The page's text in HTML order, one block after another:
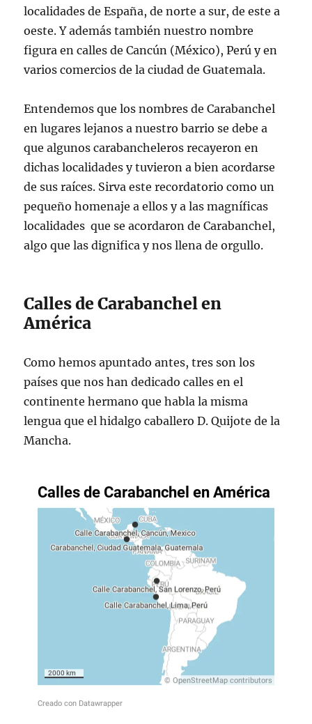
localidades de España, de norte a sur, de este a
oeste. Y además también nuestro nombre
figura en calles de Cancún (México), Perú y en
varios comercios de la ciudad de Guatemala.
Entendemos que los nombres de Carabanchel
en lugares lejanos a nuestro barrio se debe a
que algunos carabancheleros recayeron en
dichas localidades y tuvieron a bien acordarse
de sus raíces. Sirva este recordatorio como un
pequeño homenaje a ellos y a las magníficas
localidades que se acordaron de Carabanchel,
algo que las dignifica y nos llena de orgullo.
Calles de Carabanchel en
América
Como hemos apuntado antes, tres son los
países que nos han dedicado calles en el
continente hermano que habla la misma
lengua que el hidalgo caballero D. Quijote de la
Mancha.